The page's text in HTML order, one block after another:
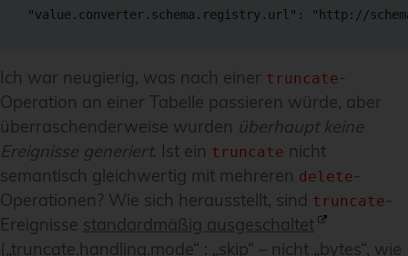
"value.converter.schema.registry.url": "http://
Ich war neugierig, was nach einer truncate-
Operation an einer Tabelle passieren würde, aber
überraschenderweise wurden überhaupt keine
Ereignisse generiert. Ist ein truncate nicht
semantisch gleichwertig mit mehreren delete-
Operationen? Wie sich herausstellt, sind truncate-
Ereignisse standardmäßig ausgeschaltet
(„truncate.handling.mode“ : „skip“ – nicht „bytes“, wie